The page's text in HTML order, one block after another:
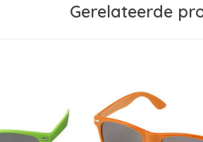
Gerelateerde